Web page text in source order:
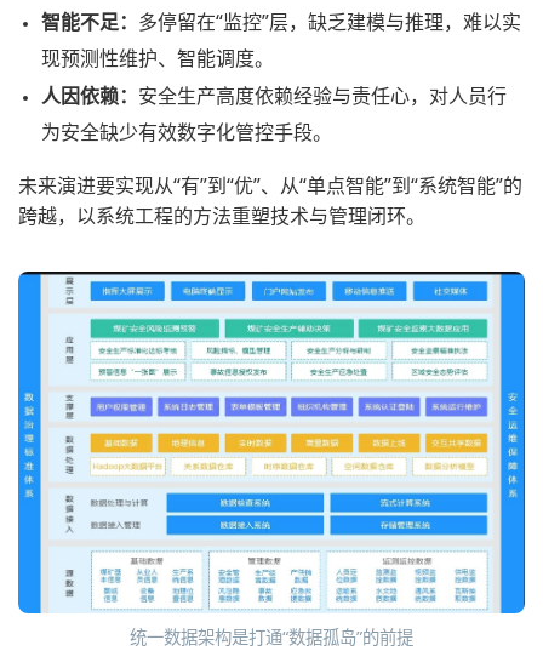
智能不足： 多停留在“监控”层，缺乏建模与推理，难以实
现预测性维护、智能调度。
人因依赖： 安全生产高度依赖经验与责任心，对人员行
为安全缺少有效数字化管控手段。
未来演进要实现从“有”到“优”、从“单点智能”到“系统智能”的
跨越，以系统工程的方法重塑技术与管理闭环。
统一数据架构是打通“数据孤岛”的前提